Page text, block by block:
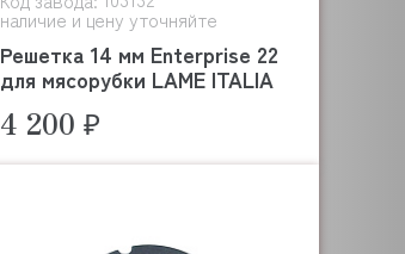
наличие и цену уточняйте
Решетка 14 мм Enterprise 22
для мясорубки LAME ITALIA
4 200 ₽